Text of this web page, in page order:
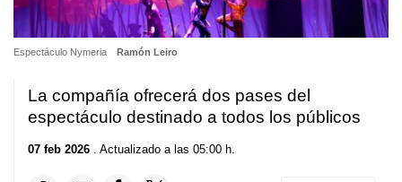
Espectáculo Nymeria Ramón Leiro
La compañía ofrecerá dos pases del
espectáculo destinado a todos los públicos
07 feb 2026 . Actualizado a las 05:00 h.